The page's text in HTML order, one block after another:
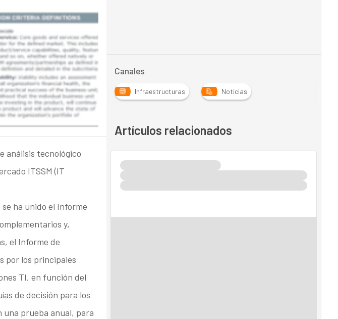
análisis tecnológico
ITSSM (IT
ha unido el Informe
y,
el Informe de
por los principales
TI, en función del
de decisión para los
una prueba anual, para
Canales
Infraestructuras Noticias
Artículos relacionados